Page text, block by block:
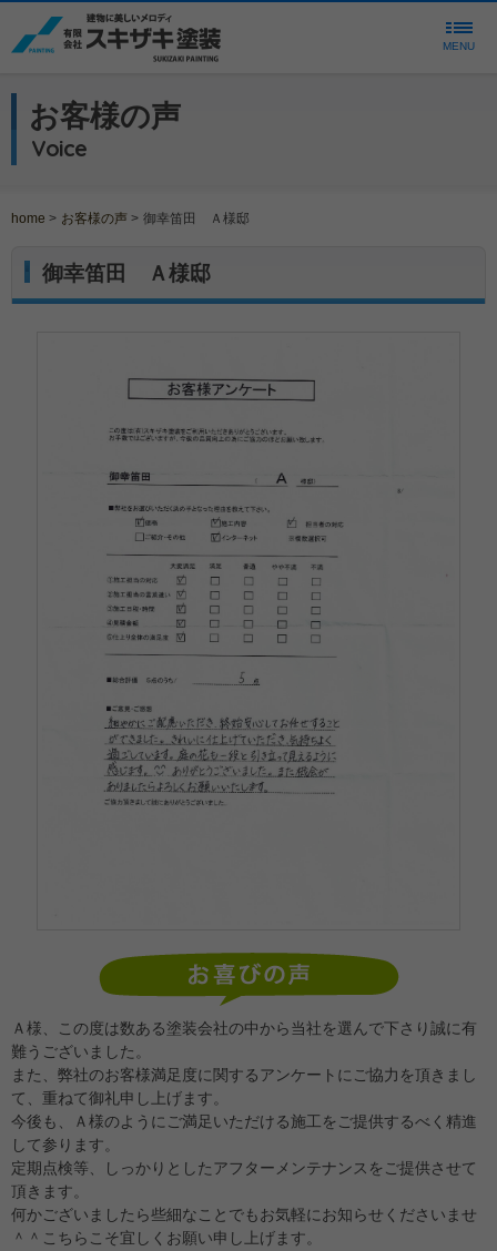
MENU
お客様の声
Voice
home > お客様の声 > 御幸笛田 Ａ様邸
御幸笛田 Ａ様邸
Ａ様、この度は数ある塗装会社の中から当社を選んで下さり誠に有
難うございました。
また、弊社のお客様満足度に関するアンケートにご協力を頂きまし
て、重ねて御礼申し上げます。
今後も、Ａ様のようにご満足いただける施工をご提供するべく精進
して参ります。
定期点検等、しっかりとしたアフターメンテナンスをご提供させて
頂きます。
何かございましたら些細なことでもお気軽にお知らせくださいませ
＾＾こちらこそ宜しくお願い申し上げます。